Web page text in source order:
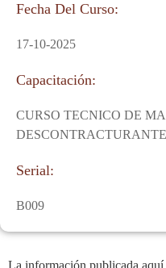
Fecha Del Curso:
17-10-2025
Capacitación:
CURSO TECNICO DE
DESCONTRACTURANTE
Serial:
B009
La información publicada aquí